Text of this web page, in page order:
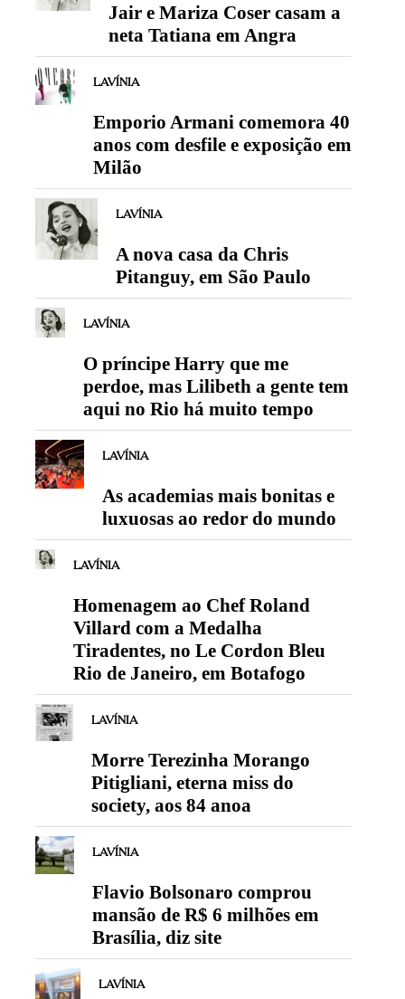
Jair e Mariza Coser casam a
neta Tatiana em Angra
LAVÍNIA
Emporio Armani comemora 40
anos com desfile e exposição em
Milão
LAVÍNIA
A nova casa da Chris
Pitanguy, em São Paulo
LAVÍNIA
O príncipe Harry que me
perdoe, mas Lilibeth a gente tem
aqui no Rio há muito tempo
LAVÍNIA
As academias mais bonitas e
luxuosas ao redor do mundo
LAVÍNIA
Homenagem ao Chef Roland
Villard com a Medalha
Tiradentes, no Le Cordon Bleu
Rio de Janeiro, em Botafogo
LAVÍNIA
Morre Terezinha Morango
Pitigliani, eterna miss do
society, aos 84 anoa
LAVÍNIA
Flavio Bolsonaro comprou
mansão de R$ 6 milhões em
Brasília, diz site
LAVÍNIA